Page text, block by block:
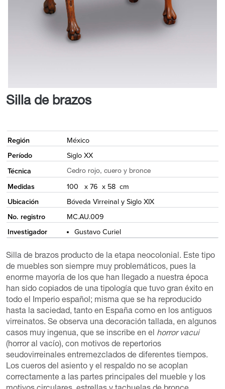
Silla de brazos
Región
México
Período
Siglo XX
Técnica
Cedro rojo, cuero y bronce
Medidas
100 x 76 x 58 cm
Ubicación
Bóveda Virreinal y Siglo XIX
No. registro
MC.AU.009
Investigador
Gustavo Curiel
Silla de brazos producto de la etapa neocolonial. Este tipo
de muebles son siempre muy problemáticos, pues la
enorme mayoría de los que han llegado a nuestra época
han sido copiados de una tipología que tuvo gran éxito en
todo el Imperio español; misma que se ha reproducido
hasta la saciedad, tanto en España como en los antiguos
virreinatos. Se observa una decoración tallada, en algunos
casos muy ingenua, que se inscribe en el horror vacui
(horror al vacío), con motivos de repertorios
seudovirreinales entremezclados de diferentes tiempos.
Los cueros del asiento y el respaldo no se acoplan
correctamente a las partes principales del mueble y los